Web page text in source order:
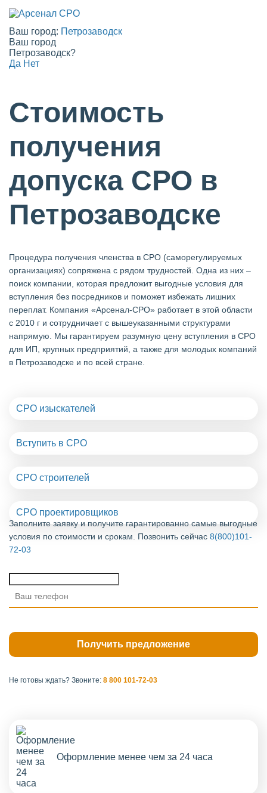
Ваш город: Петрозаводск
Ваш город
Петрозаводск?
Да Нет
Стоимость
получения
допуска СРО в
Петрозаводске
Процедура получения членства в СРО (саморегулируемых
организациях) сопряжена с рядом трудностей. Одна из них –
поиск компании, которая предложит выгодные условия для
вступления без посредников и поможет избежать лишних
переплат. Компания «Арсенал-СРО» работает в этой области
с 2010 г и сотрудничает с вышеуказанными структурами
напрямую. Мы гарантируем разумную цену вступления в СРО
для ИП, крупных предприятий, а также для молодых компаний
в Петрозаводске и по всей стране.
СРО изыскателей
Вступить в СРО
СРО строителей
СРО проектировщиков
Заполните заявку и получите гарантированно самые выгодные
условия по стоимости и срокам. Позвонить сейчас 8(800)101-
72-03
Не готовы ждать? Звоните: 8 800 101-72-03
Оформление менее чем за 24 часа